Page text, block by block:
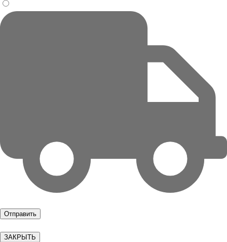
ЗАКРЫТЬ